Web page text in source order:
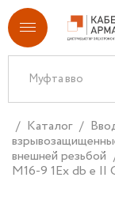
Каталог
внешней резьбой
М16-9 1Ex db e